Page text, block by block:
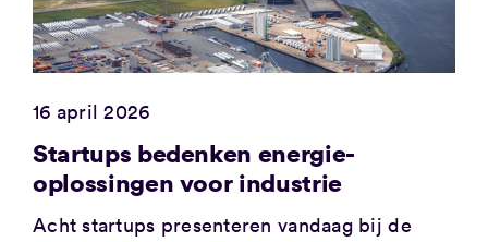
16 april 2026
Startups bedenken energie-
oplossingen voor industrie
Acht startups presenteren vandaag bij de